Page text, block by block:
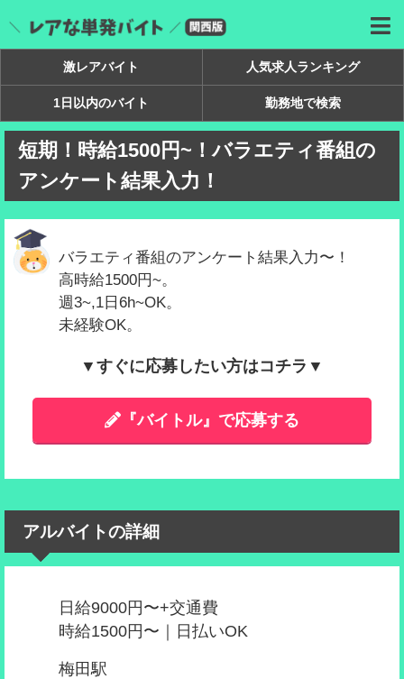
激レアバイト 人気求人ランキング
1日以内のバイト 勤務地で検索
短期！時給1500円~！バラエティ番組の
アンケート結果入力！
バラエティ番組のアンケート結果入力〜！
高時給1500円~。
週3~,1日6h~OK。
未経験OK。
▼すぐに応募したい方はコチラ▼
『バイトル』で応募する
アルバイトの詳細
日給9000円〜+交通費
時給1500円〜｜日払いOK
梅田駅